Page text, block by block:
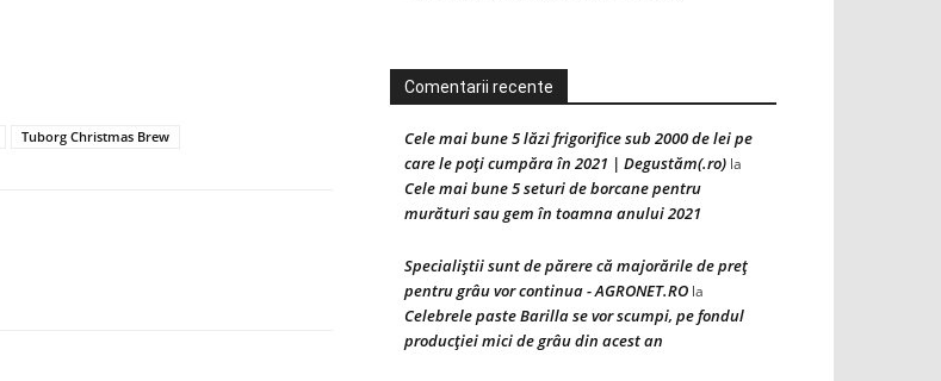
Tuborg Christmas Brew
Comentarii recente
Cele mai bune 5 lăzi frigorifice sub 2000 de lei pe
care le poți cumpăra în 2021 | Degustăm(.ro) la
Cele mai bune 5 seturi de borcane pentru
murături sau gem în toamna anului 2021
Specialiștii sunt de părere că majorările de preț
pentru grâu vor continua - AGRONET.RO la
Celebrele paste Barilla se vor scumpi, pe fondul
producției mici de grâu din acest an